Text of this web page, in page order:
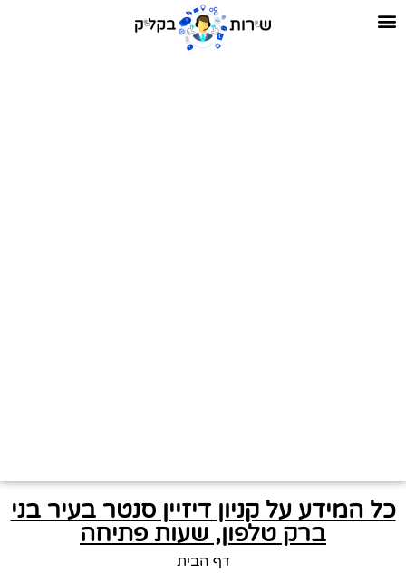
כל המידע על קניון דיזיין סנטר בעיר בני
ברק טלפון, שעות פתיחה
דף הבית